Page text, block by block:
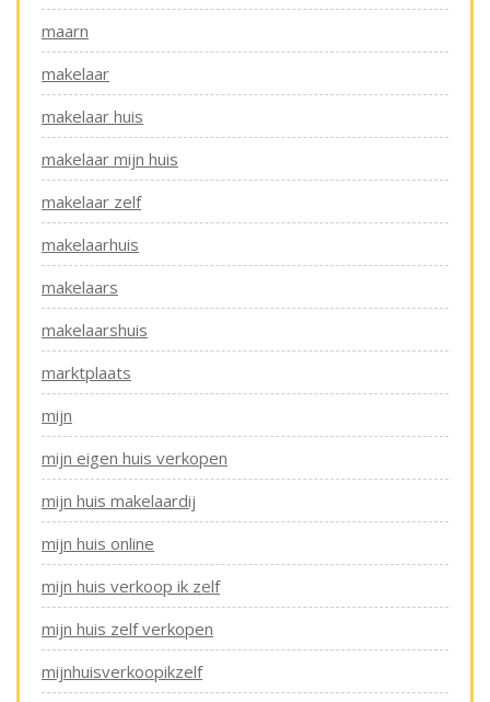
maarn
makelaar
makelaar huis
makelaar mijn huis
makelaar zelf
makelaarhuis
makelaars
makelaarshuis
marktplaats
mijn
mijn eigen huis verkopen
mijn huis makelaardij
mijn huis online
mijn huis verkoop ik zelf
mijn huis zelf verkopen
mijnhuisverkoopikzelf